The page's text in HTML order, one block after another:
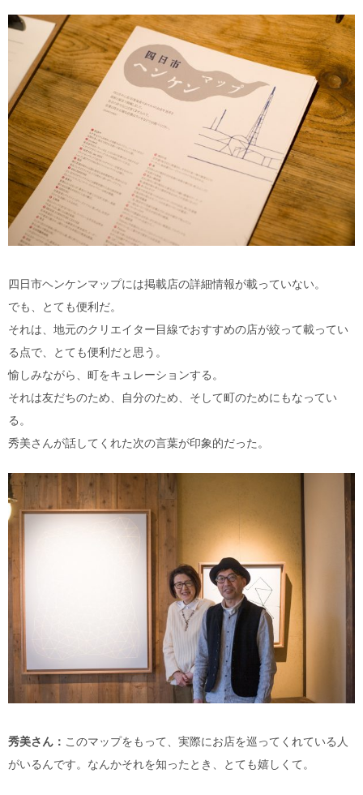
四日市ヘンケンマップには掲載店の詳細情報が載っていない。
でも、とても便利だ。
それは、地元のクリエイター目線でおすすめの店が絞って載ってい
る点で、とても便利だと思う。
愉しみながら、町をキュレーションする。
それは友だちのため、自分のため、そして町のためにもなってい
る。
秀美さんが話してくれた次の言葉が印象的だった。
秀美さん： このマップをもって、実際にお店を巡ってくれている人
がいるんです。なんかそれを知ったとき、とても嬉しくて。